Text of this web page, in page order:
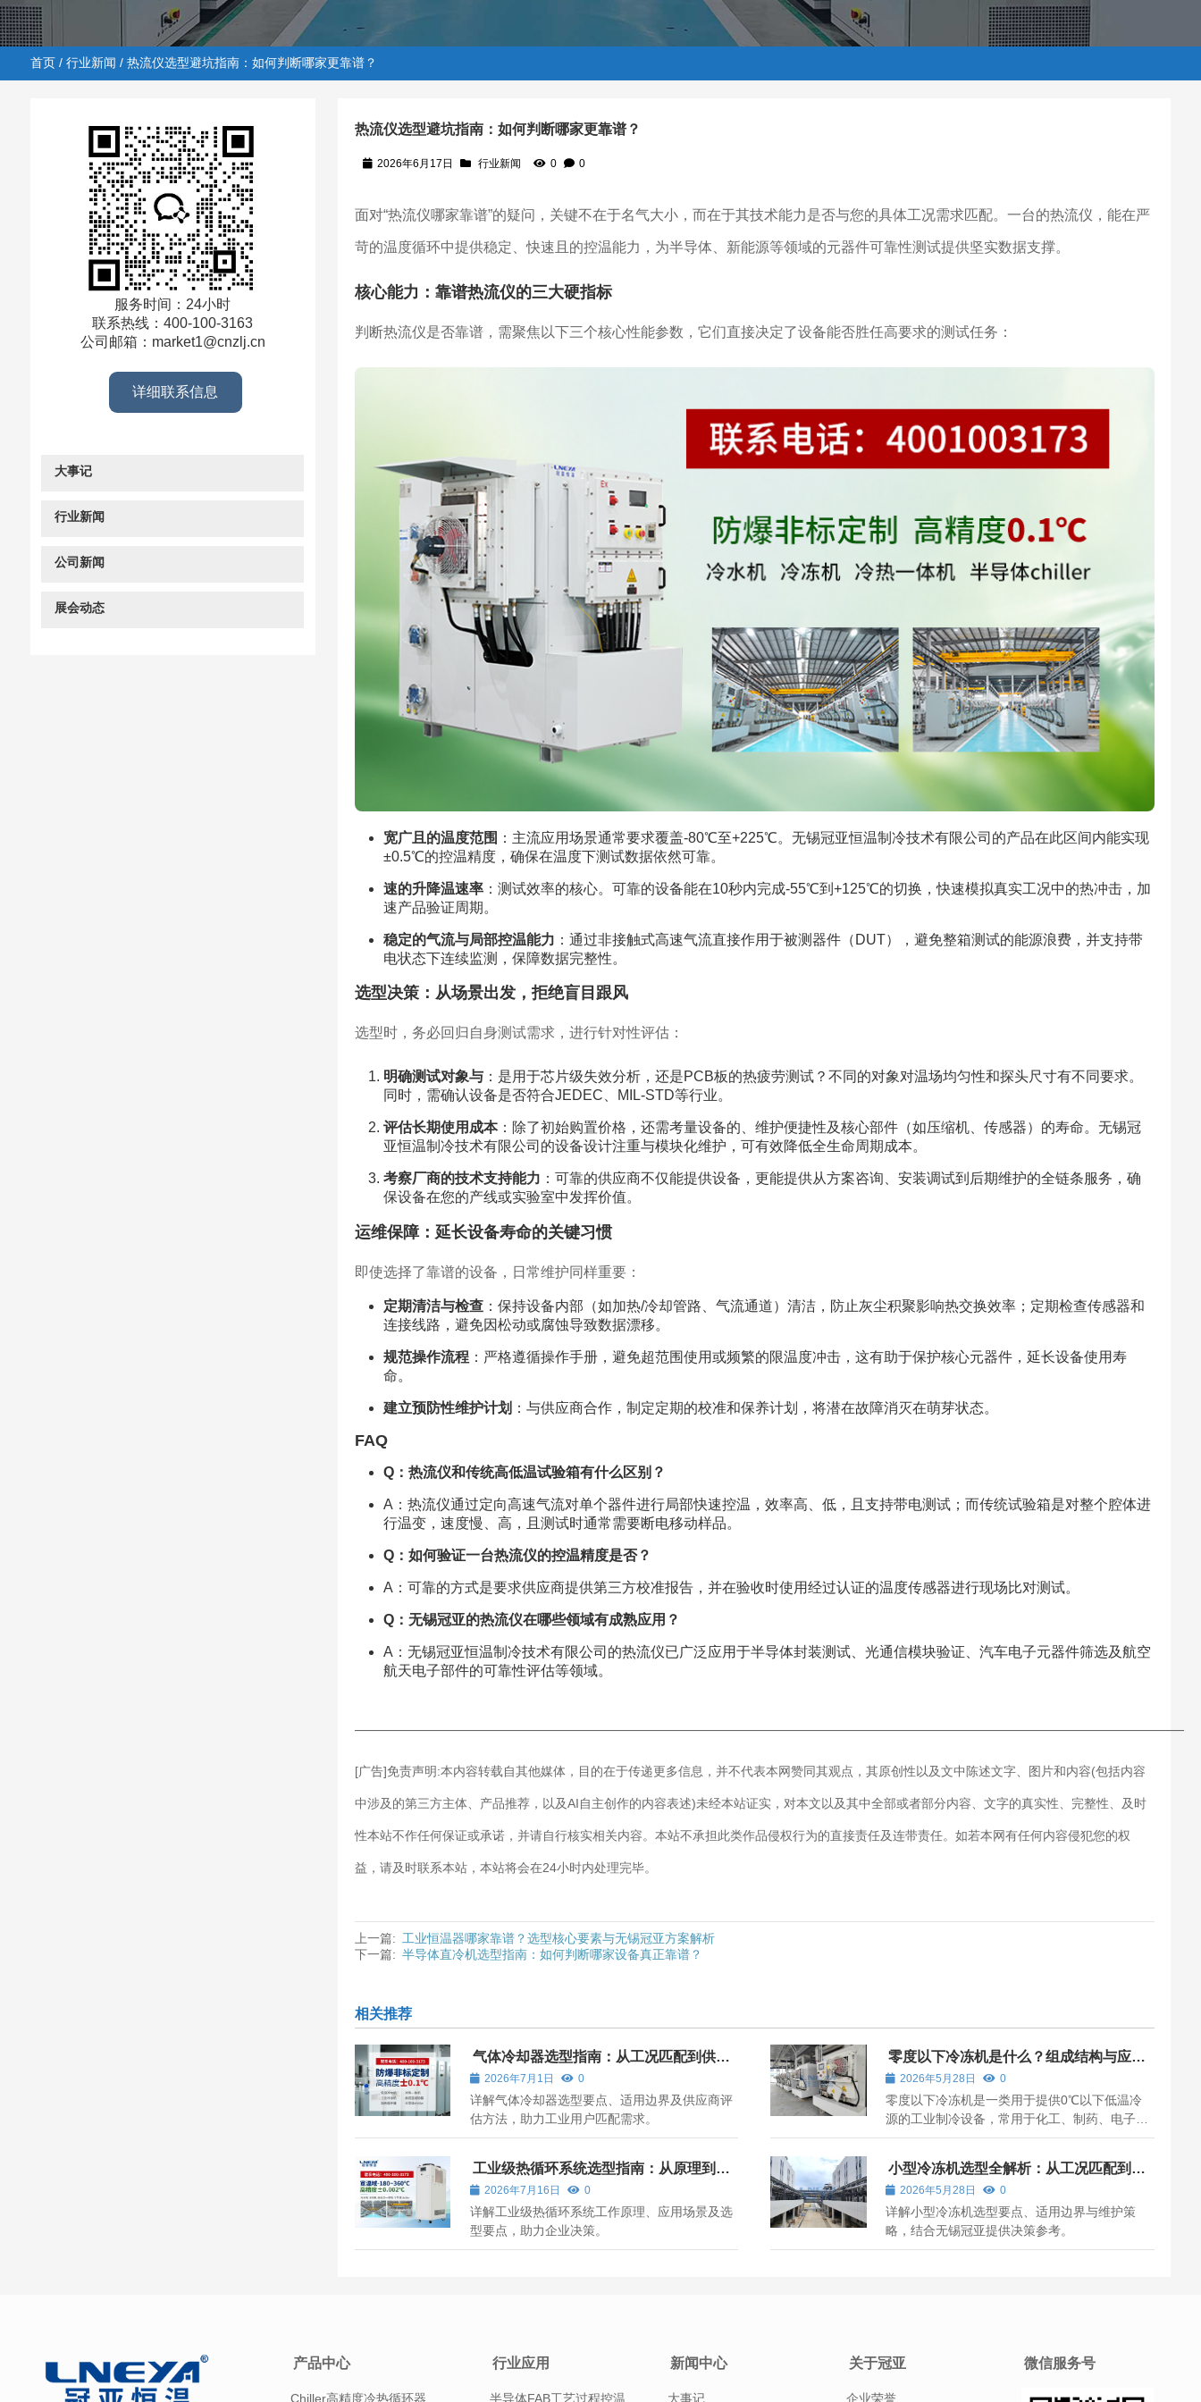
行业新闻/ 热流仪选型避坑指南：如何判断哪家更靠谱？
首页/ 行业新闻 / 热流仪选型避坑指南：如何判断哪家更靠谱？
热流仪选型避坑指南：如何判断哪家更靠谱？
2026年6月17日 行业新闻 0 0
面对“热流仪哪家靠谱”的疑问，关键不在于名气大小，而在于其技术能力是否与您的具体工况需求匹配。一台的热流仪，能在严
苛的温度循环中提供稳定、快速且的控温能力，为半导体、新能源等领域的元器件可靠性测试提供坚实数据支撑。
核心能力：靠谱热流仪的三大硬指标
判断热流仪是否靠谱，需聚焦以下三个核心性能参数，它们直接决定了设备能否胜任高要求的测试任务：
宽广且的温度范围 ：主流应用场景通常要求覆盖-80℃至+225℃。无锡冠亚恒温制冷技术有限公司的产品在此区间内能实现
±0.5℃的控温精度，确保在温度下测试数据依然可靠。
速的升降温速率：测试效率的核心。可靠的设备能在10秒内完成-55℃到+125℃的切换，快速模拟真实工况中的热冲击，加
速产品验证周期。
稳定的气流与局部控温能力 ：通过非接触式高速气流直接作用于被测器件（DUT），避免整箱测试的能源浪费，并支持带
电状态下连续监测，保障数据完整性。
选型决策：从场景出发，拒绝盲目跟风
选型时，务必回归自身测试需求，进行针对性评估：
明确测试对象与：是用于芯片级失效分析，还是PCB板的热疲劳测试？不同的对象对温场均匀性和探头尺寸有不同要求。
同时，需确认设备是否符合JEDEC、MIL-STD等行业。
评估长期使用成本：除了初始购置价格，还需考量设备的、维护便捷性及核心部件（如压缩机、传感器）的寿命。无锡冠
亚恒温制冷技术有限公司的设备设计注重与模块化维护，可有效降低全生命周期成本。
考察厂商的技术支持能力 ：可靠的供应商不仅能提供设备，更能提供从方案咨询、安装调试到后期维护的全链条服务，确
保设备在您的产线或实验室中发挥价值。
运维保障：延长设备寿命的关键习惯
即使选择了靠谱的设备，日常维护同样重要：
定期清洁与检查：保持设备内部（如加热/冷却管路、气流通道）清洁，防止灰尘积聚影响热交换效率；定期检查传感器和
连接线路，避免因松动或腐蚀导致数据漂移。
规范操作流程：严格遵循操作手册，避免超范围使用或频繁的限温度冲击，这有助于保护核心元器件，延长设备使用寿
命。
建立预防性维护计划 ：与供应商合作，制定定期的校准和保养计划，将潜在故障消灭在萌芽状态。
FAQ
Q：热流仪和传统高低温试验箱有什么区别？
A：热流仪通过定向高速气流对单个器件进行局部快速控温，效率高、低，且支持带电测试；而传统试验箱是对整个腔体进
行温变，速度慢、高，且测试时通常需要断电移动样品。
Q：如何验证一台热流仪的控温精度是否？
A：可靠的方式是要求供应商提供第三方校准报告，并在验收时使用经过认证的温度传感器进行现场比对测试。
Q：无锡冠亚的热流仪在哪些领域有成熟应用？
A：无锡冠亚恒温制冷技术有限公司的热流仪已广泛应用于半导体封装测试、光通信模块验证、汽车电子元器件筛选及航空
航天电子部件的可靠性评估等领域。
——————————————————————————————————————————————————————————
[广告]免责声明:本内容转载自其他媒体，目的在于传递更多信息，并不代表本网赞同其观点，其原创性以及文中陈述文字、图片和内容(包括内容
中涉及的第三方主体、产品推荐，以及AI自主创作的内容表述)未经本站证实，对本文以及其中全部或者部分内容、文字的真实性、完整性、及时
性本站不作任何保证或承诺，并请自行核实相关内容。本站不承担此类作品侵权行为的直接责任及连带责任。如若本网有任何内容侵犯您的权
益，请及时联系本站，本站将会在24小时内处理完毕。
上一篇: 工业恒温器哪家靠谱？选型核心要素与无锡冠亚方案解析
下一篇: 半导体直冷机选型指南：如何判断哪家设备真正靠谱？
相关推荐
气体冷却器选型指南：从工况匹配到供应
商评估
2026年7月1日 0
详解气体冷却器选型要点、适用边界及供应商评
估方法，助力工业用户匹配需求。
零度以下冷冻机是什么？组成结构与应用
场景说明
2026年5月28日 0
零度以下冷冻机是一类用于提供0℃以下低温冷
源的工业制冷设备，常用于化工、制药、电子、
五金、激光雕刻、真空镀膜、超声波清洗和超临
构、应用行业和选型参数。
工业级热循环系统选型指南：从原理到应
用的全解析
2026年7月16日 0
详解工业级热循环系统工作原理、应用场景及选
型要点，助力企业决策。
小型冷冻机选型全解析：从工况匹配到价
值落地
2026年5月28日 0
详解小型冷冻机选型要点、适用边界与维护策
略，结合无锡冠亚提供决策参考。
服务时间：24小时
联系热线：400-100-3163
公司邮箱：market1@cnzlj.cn
详细联系信息
大事记
行业新闻
公司新闻
展会动态
产品中心
Chiller高精度冷热循环器
行业应用
半导体FAB工艺过程控温
新闻中心
大事记
关于冠亚
企业荣誉
微信服务号